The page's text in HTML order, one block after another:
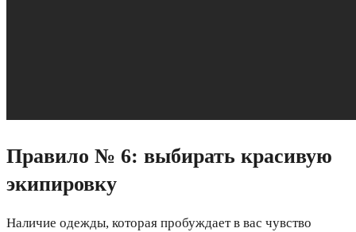
Правило № 6: выбирать красивую
экипировку
Наличие одежды, которая пробуждает в вас чувство